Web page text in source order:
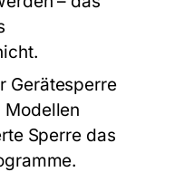
Gerätesperre
Modellen
Sperre das